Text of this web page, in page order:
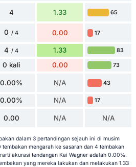
4 1.33 65
0 / 4 0.00 17
4 / 4 1.33 83
0 kali 0.00 73
0.00% N/A 43
0.00% N/A 17
0.00 N/A N/A
dalam 3 pertandingan sejauh ini di musim
mengarah ke sasaran dan 4 tembakan
akurasi tendangan Kai Wagner adalah 0.00%.
yang mereka lakukan dan melakukan 1.33